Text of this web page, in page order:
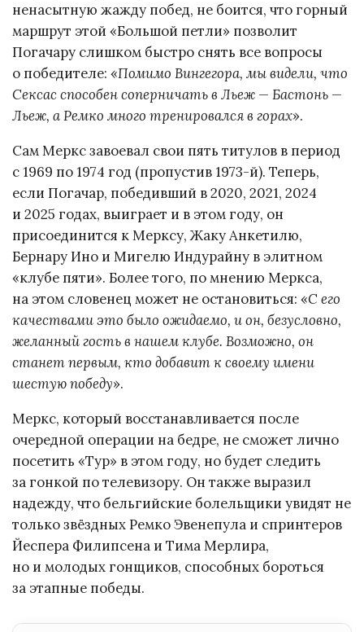
ненасытную жажду побед, не боится, что горный
маршрут этой «Большой петли» позволит
Погачару слишком быстро снять все вопросы
о победителе: «Помимо Вингегора, мы видели, что
Сексас способен соперничать в Льеж — Бастонь —
Льеж, а Ремко много тренировался в горах».
Сам Меркс завоевал свои пять титулов в период
с 1969 по 1974 год (пропустив 1973-й). Теперь,
если Погачар, победивший в 2020, 2021, 2024
и 2025 годах, выиграет и в этом году, он
присоединится к Мерксу, Жаку Анкетилю,
Бернару Ино и Мигелю Индурайну в элитном
«клубе пяти». Более того, по мнению Меркса,
на этом словенец может не остановиться: «С его
качествами это было ожидаемо, и он, безусловно,
желанный гость в нашем клубе. Возможно, он
станет первым, кто добавит к своему имени
шестую победу».
Меркс, который восстанавливается после
очередной операции на бедре, не сможет лично
посетить «Тур» в этом году, но будет следить
за гонкой по телевизору. Он также выразил
надежду, что бельгийские болельщики увидят не
только звёздных Ремко Эвенепула и спринтеров
Йеспера Филипсена и Тима Мерлира,
но и молодых гонщиков, способных бороться
за этапные победы.